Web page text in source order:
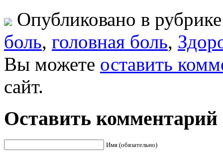
Опубликовано в
боль, головная боль,
Вы можете оставить
сайт.
Оставить комментарий
Имя (обязательно)